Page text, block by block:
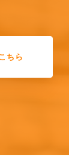
ちら